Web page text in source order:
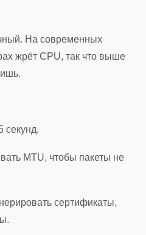
На современных
жрёт CPU, так что выше
секунд.
MTU, чтобы пакеты не
сертификаты,